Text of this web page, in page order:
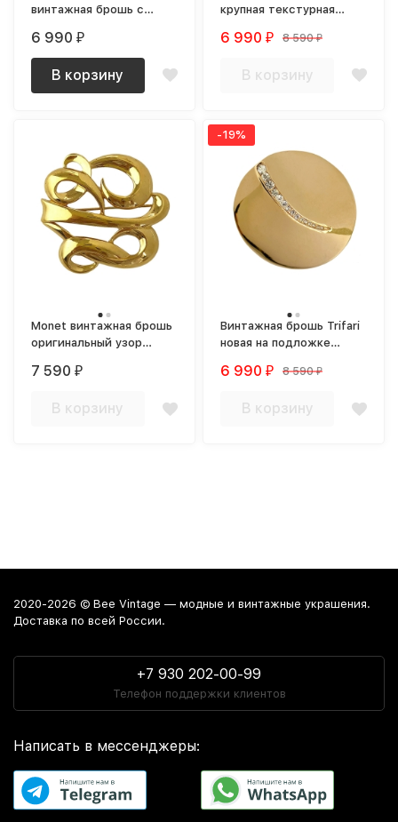
винтажная брошь с
и кисточкой
6 990 ₽
В корзину
крупная текстурная
6 990 ₽ 8 590 ₽
В корзину
Monet винтажная брошь
оригинальный узор
7 590 ₽
В корзину
-19%
Винтажная брошь Trifari
новая на подложке
6 990 ₽ 8 590 ₽
В корзину
2020-2026 © Bee Vintage — модные и винтажные украшения.
Доставка по всей России.
+7 930 202-00-99
Телефон поддержки клиентов
Написать в мессенджеры: